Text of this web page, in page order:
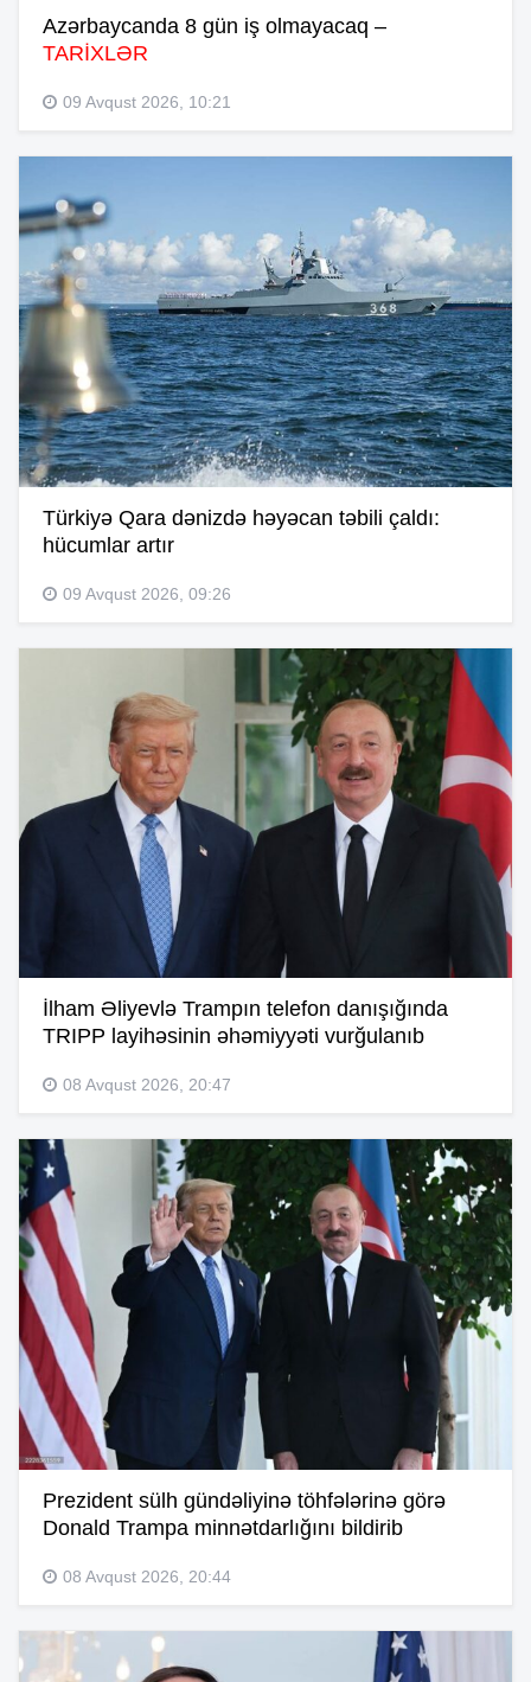
Azərbaycanda 8 gün iş olmayacaq –
TARİXLƏR
09 Avqust 2026, 10:21
Türkiyə Qara dənizdə həyəcan təbili çaldı:
hücumlar artır
09 Avqust 2026, 09:26
İlham Əliyevlə Trampın telefon danışığında
TRIPP layihəsinin əhəmiyyəti vurğulanıb
08 Avqust 2026, 20:47
Prezident sülh gündəliyinə töhfələrinə görə
Donald Trampa minnətdarlığını bildirib
08 Avqust 2026, 20:44